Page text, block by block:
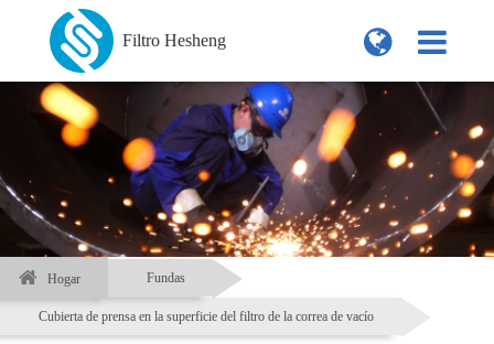
Filtro Hesheng
Hogar Fundas
Cubierta de prensa en la superficie del filtro de la correa de vacío